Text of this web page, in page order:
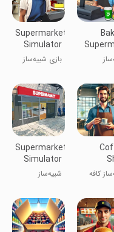
Supermarket
Simulator
Game 3D
بازی شبیه‌ساز
3D
کافه
Supermarket
Simulator
شبیه‌ساز